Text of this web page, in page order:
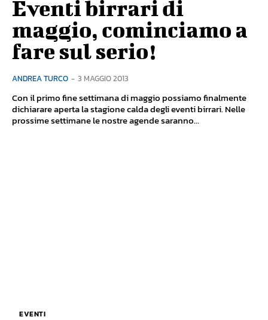
Eventi birrari di
maggio, cominciamo a
fare sul serio!
ANDREA TURCO - 3 MAGGIO 2013
Con il primo fine settimana di maggio possiamo finalmente
dichiarare aperta la stagione calda degli eventi birrari. Nelle
prossime settimane le nostre agende saranno...
EVENTI